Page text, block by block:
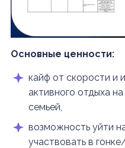
Основные ценности:
кайф от скорости и
активного отдыха
семьей,
возможность уйти
участвовать в